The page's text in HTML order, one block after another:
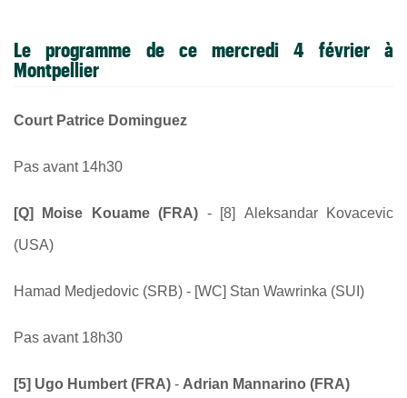
Le programme de ce mercredi 4 février à
Montpellier
Court Patrice Dominguez
Pas avant 14h30
[Q] Moise Kouame (FRA) - [8] Aleksandar Kovacevic
(USA)
Hamad Medjedovic (SRB) - [WC] Stan Wawrinka (SUI)
Pas avant 18h30
[5] Ugo Humbert (FRA) - Adrian Mannarino (FRA)